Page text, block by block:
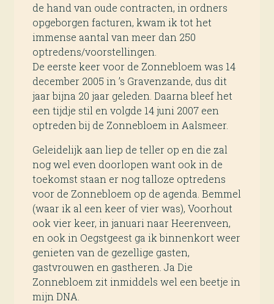
de hand van oude contracten, in ordners
opgeborgen facturen, kwam ik tot het
immense aantal van meer dan 250
optredens/voorstellingen.
De eerste keer voor de Zonnebloem was 14
december 2005 in ’s Gravenzande, dus dit
jaar bijna 20 jaar geleden. Daarna bleef het
een tijdje stil en volgde 14 juni 2007 een
optreden bij de Zonnebloem in Aalsmeer.
Geleidelijk aan liep de teller op en die zal
nog wel even doorlopen want ook in de
toekomst staan er nog talloze optredens
voor de Zonnebloem op de agenda. Bemmel
(waar ik al een keer of vier was), Voorhout
ook vier keer, in januari naar Heerenveen,
en ook in Oegstgeest ga ik binnenkort weer
genieten van de gezellige gasten,
gastvrouwen en gastheren. Ja Die
Zonnebloem zit inmiddels wel een beetje in
mijn DNA.